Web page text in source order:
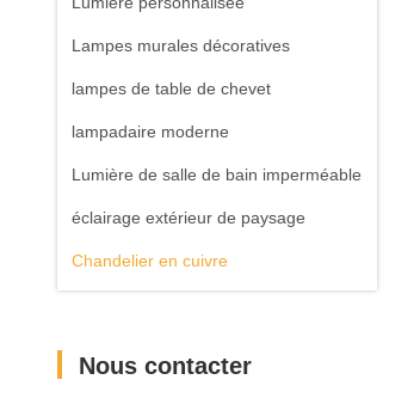
Lampes murales décoratives
lampes de table de chevet
lampadaire moderne
Lumière de salle de bain imperméable
éclairage extérieur de paysage
Chandelier en cuivre
Nous contacter